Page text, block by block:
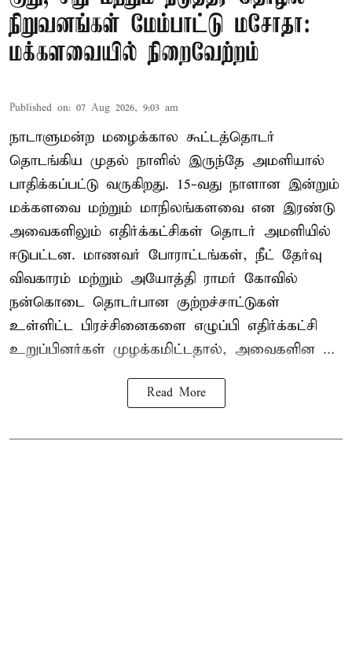
நிறுவனங்கள் மேம்பாட்டு மசோதா:
மக்களவையில் நிறைவேற்றம்
Published on: 07 Aug 2026, 9:03 am
நாடாளுமன்ற மழைக்கால கூட்டத்தொடர்
தொடங்கிய முதல் நாளில் இருந்தே அமளியால்
பாதிக்கப்பட்டு வருகிறது. 15-வது நாளான இன்றும்
மக்களவை மற்றும் மாநிலங்களவை என இரண்டு
அவைகளிலும் எதிர்க்கட்சிகள் தொடர் அமளியில்
ஈடுபட்டன. மாணவர் போராட்டங்கள், நீட் தேர்வு
விவகாரம் மற்றும் அயோத்தி ராமர் கோவில்
நன்கொடை தொடர்பான குற்றச்சாட்டுகள்
உள்ளிட்ட பிரச்சினைகளை எழுப்பி எதிர்க்கட்சி
உறுப்பினர்கள் முழக்கமிட்டதால், அவைகளின ...
Read More